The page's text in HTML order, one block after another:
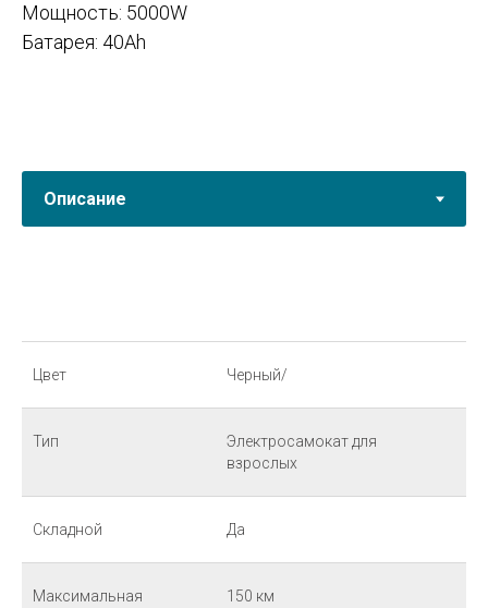
Мощность: 5000W
Батарея: 40Ah
Цвет Черный/
Тип
Электросамокат для
взрослых
Складной Да
Максимальная
150 км